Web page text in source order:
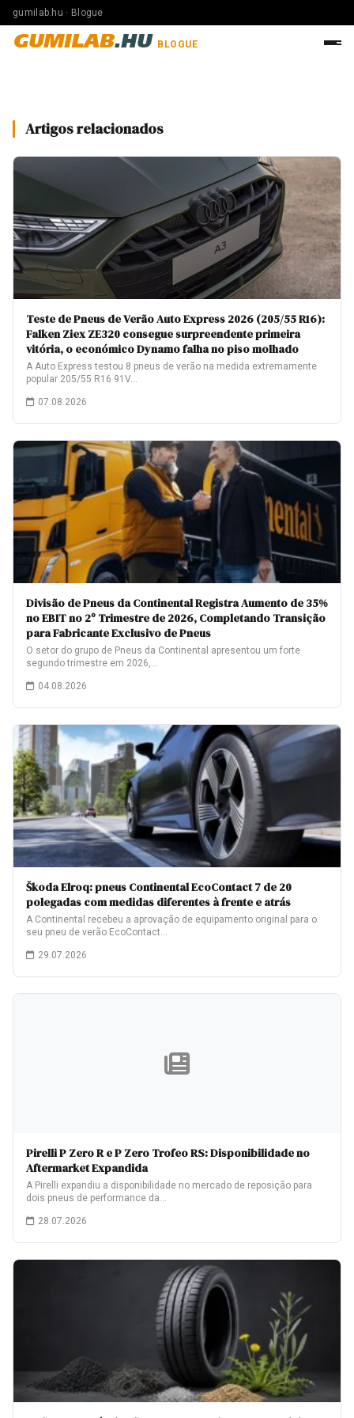
gumilab.hu · Blogue
GUMILAB.HU BLOGUE
Artigos relacionados
Teste de Pneus de Verão Auto Express 2026 (205/55 R16):
Falken Ziex ZE320 consegue surpreendente primeira
vitória, o económico Dynamo falha no piso molhado
A Auto Express testou 8 pneus de verão na medida extremamente
popular 205/55 R16 91V…
07.08.2026
Divisão de Pneus da Continental Registra Aumento de 35%
no EBIT no 2º Trimestre de 2026, Completando Transição
para Fabricante Exclusivo de Pneus
O setor do grupo de Pneus da Continental apresentou um forte
segundo trimestre em 2026,…
04.08.2026
Škoda Elroq: pneus Continental EcoContact 7 de 20
polegadas com medidas diferentes à frente e atrás
A Continental recebeu a aprovação de equipamento original para o
seu pneu de verão EcoContact…
29.07.2026
Pirelli P Zero R e P Zero Trofeo RS: Disponibilidade no
Aftermarket Expandida
A Pirelli expandiu a disponibilidade no mercado de reposição para
dois pneus de performance da…
28.07.2026